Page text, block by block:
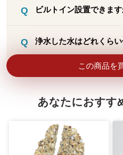
この商品を
ることが証明されていま
ン、外面はポリスチレン
ビルトイン設置できます
浄水した水はどれくら
冷蔵庫で保存し、24時
ください。浄水は水道
の雑菌による繁殖を防
あなたにおすす